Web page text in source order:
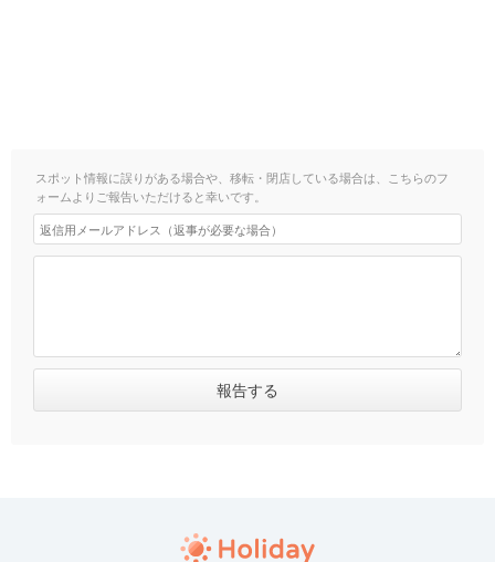
スポット情報に誤りがある場合や、移転・閉店している場合は、こちらのフ
ォームよりご報告いただけると幸いです。